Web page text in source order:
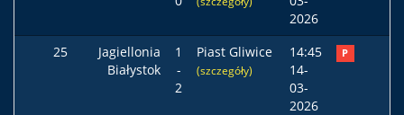
2026
25
Jagiellonia
Białystok
1
-
2
Piast Gliwice
(szczegóły)
14:45
14-
03-
2026
P